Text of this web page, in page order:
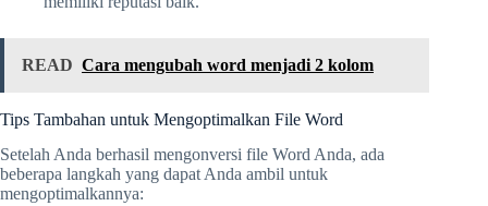
READ Cara mengubah word menjadi 2 kolom
Tips Tambahan untuk Mengoptimalkan File Word
Setelah Anda berhasil mengonversi file Word Anda, ada
beberapa langkah yang dapat Anda ambil untuk
mengoptimalkannya: